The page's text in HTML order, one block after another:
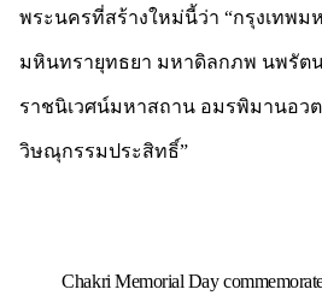
พระนครที่สร้างใหม่นี้ว่า “กรุงเทพ
มหินทรายุทธยา มหาดิลกภพ นพรัต
ราชนิเวศน์มหาสถาน อมรพิมานอว
วิษณุกรรมประสิทธิ์”
Chakri Memorial Day commemorates